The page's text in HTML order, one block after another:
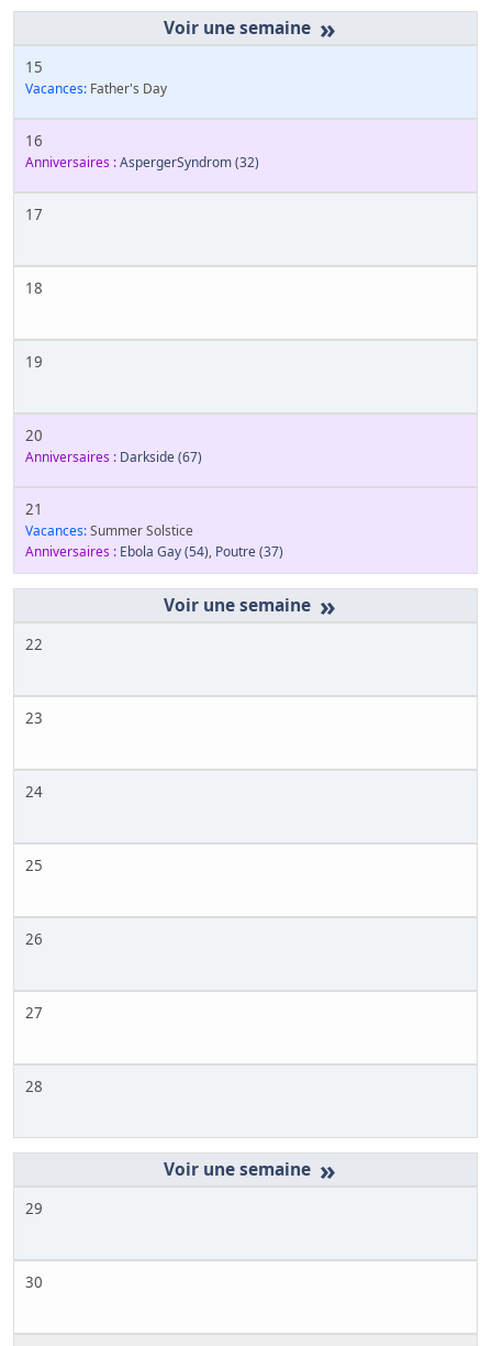
»
15
Vacances: Father's Day
16
Anniversaires :AspergerSyndrom(32)
17
18
19
20
Anniversaires : Darkside(67)
21
Vacances:Summer Solstice
Anniversaires : Ebola Gay(54), Poutre(37)
»
22
23
24
25
26
27
28
»
29
30